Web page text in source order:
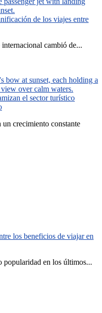
de los viajes entre
cambió de...
el sector turístico
crecimiento constante
los beneficios de viajar en
popularidad en los últimos...